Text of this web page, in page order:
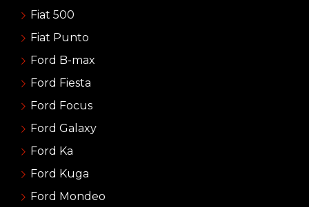
Fiat 500
Fiat Punto
Ford B-max
Ford Fiesta
Ford Focus
Ford Galaxy
Ford Ka
Ford Kuga
Ford Mondeo